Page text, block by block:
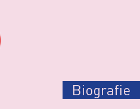
Biografie